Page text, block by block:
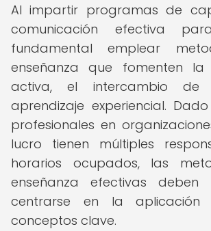
Al impartir programas de
comunicación efectiva
fundamental emplear
enseñanza que fomenten la
activa, el intercambio
aprendizaje experiencial.
profesionales en
lucro tienen múltiples
horarios ocupados, las
enseñanza efectivas
centrarse en la
conceptos clave.